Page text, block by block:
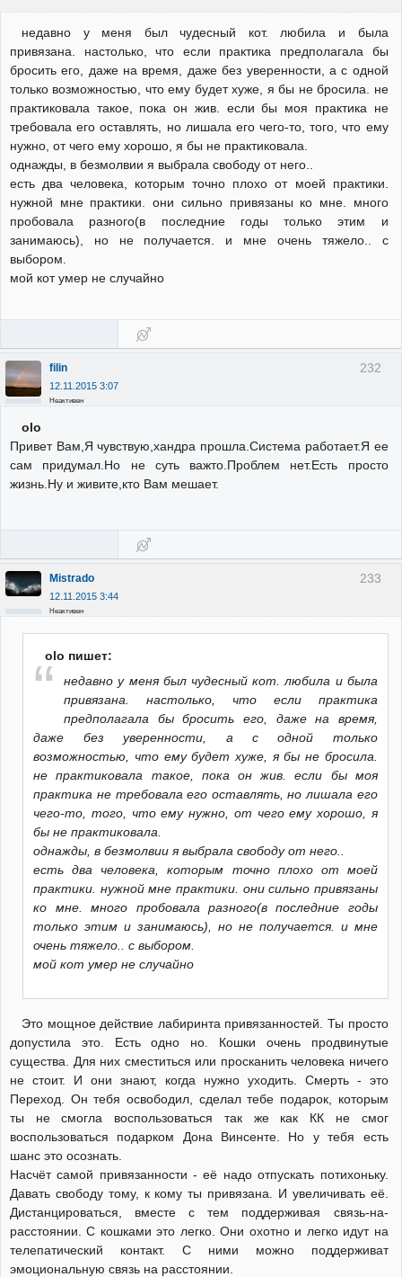
недавно у меня был чудесный кот. любила и была
привязана. настолько, что если практика предполагала бы
бросить его, даже на время, даже без уверенности, а с одной
только возможностью, что ему будет хуже, я бы не бросила. не
практиковала такое, пока он жив. если бы моя практика не
требовала его оставлять, но лишала его чего-то, того, что ему
нужно, от чего ему хорошо, я бы не практиковала.
однажды, в безмолвии я выбрала свободу от него..
есть два человека, которым точно плохо от моей практики.
нужной мне практики. они сильно привязаны ко мне. много
пробовала разного(в последние годы только этим и
занимаюсь), но не получается. и мне очень тяжело.. с
выбором.
мой кот умер не случайно
232
filin
12.11.2015 3:07
Неактивен
olo
Привет Вам,Я чувствую,хандра прошла.Система работает.Я ее
сам придумал.Но не суть важто.Проблем нет.Есть просто
жизнь.Ну и живите,кто Вам мешает.
233
Mistrado
12.11.2015 3:44
Неактивен
olo пишет:
недавно у меня был чудесный кот. любила и была
привязана. настолько, что если практика
предполагала бы бросить его, даже на время,
даже без уверенности, а с одной только
возможностью, что ему будет хуже, я бы не бросила.
не практиковала такое, пока он жив. если бы моя
практика не требовала его оставлять, но лишала его
чего-то, того, что ему нужно, от чего ему хорошо, я
бы не практиковала.
однажды, в безмолвии я выбрала свободу от него..
есть два человека, которым точно плохо от моей
практики. нужной мне практики. они сильно привязаны
ко мне. много пробовала разного(в последние годы
только этим и занимаюсь), но не получается. и мне
очень тяжело.. с выбором.
мой кот умер не случайно
Это мощное действие лабиринта привязанностей. Ты просто
допустила это. Есть одно но. Кошки очень продвинутые
существа. Для них сместиться или просканить человека ничего
не стоит. И они знают, когда нужно уходить. Смерть - это
Переход. Он тебя освободил, сделал тебе подарок, которым
ты не смогла воспользоваться так же как КК не смог
воспользоваться подарком Дона Винсенте. Но у тебя есть
шанс это осознать.
Насчёт самой привязанности - её надо отпускать потихоньку.
Давать свободу тому, к кому ты привязана. И увеличивать её.
Дистанцироваться, вместе с тем поддерживая связь-на-
расстоянии. С кошками это легко. Они охотно и легко идут на
телепатический контакт. С ними можно поддерживат
эмоциональную связь на расстоянии.